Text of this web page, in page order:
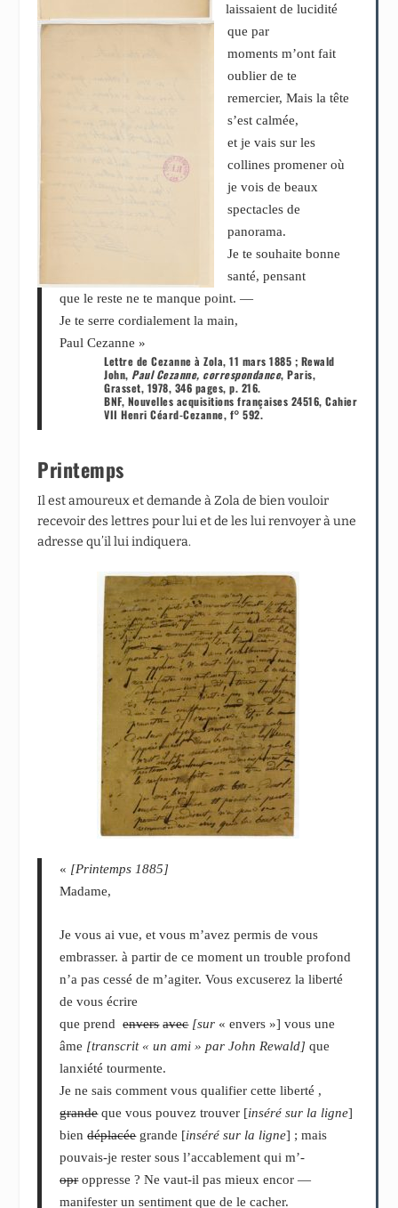
laissaient de lucidité
que par
moments m’ont fait
oublier de te
remercier, Mais la tête
s’est calmée,
et je vais sur les
collines promener où
je vois de beaux
spectacles de
panorama.
Je te souhaite bonne
santé, pensant
que le reste ne te manque point. —
Je te serre cordialement la main,
Paul Cezanne »
Lettre de Cezanne à Zola, 11 mars 1885 ; Rewald
John, Paul Cezanne, correspondance, Paris,
Grasset, 1978, 346 pages, p. 216.
BNF, Nouvelles acquisitions françaises 24516, Cahier
VII Henri Céard-Cezanne, f° 592.
Printemps
Il est amoureux et demande à Zola de bien vouloir
recevoir des lettres pour lui et de les lui renvoyer à une
adresse qu’il lui indiquera.
« [Printemps 1885]
Madame,
Je vous ai vue, et vous m’avez permis de vous
embrasser. à partir de ce moment un trouble profond
n’a pas cessé de m’agiter. Vous excuserez la liberté
de vous écrire
que prendenvers avec [sur « envers »] vous une
âme [transcrit « un ami » par John Rewald] que
lanxiété tourmente.
Je ne sais comment vous qualifier cette liberté ,
grandeque vous pouvez trouver [inséré sur la ligne]
biendéplacéegrande [inséré sur la ligne] ; mais
pouvais-je rester sous l’accablement qui m’-
oproppresse ? Ne vaut-il pas mieux encor —
manifester un sentiment que de le cacher.